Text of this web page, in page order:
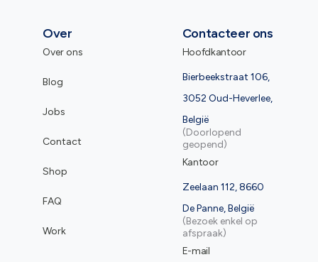
Over
Over ons
Blog
Jobs
Contact
Shop
FAQ
Work
Contacteer ons
Hoofdkantoor
Bierbeekstraat 106,
3052 Oud-Heverlee,
België
(Doorlopend
geopend)
Kantoor
Zeelaan 112, 8660
De Panne, België
(Bezoek enkel op
afspraak)
E-mail